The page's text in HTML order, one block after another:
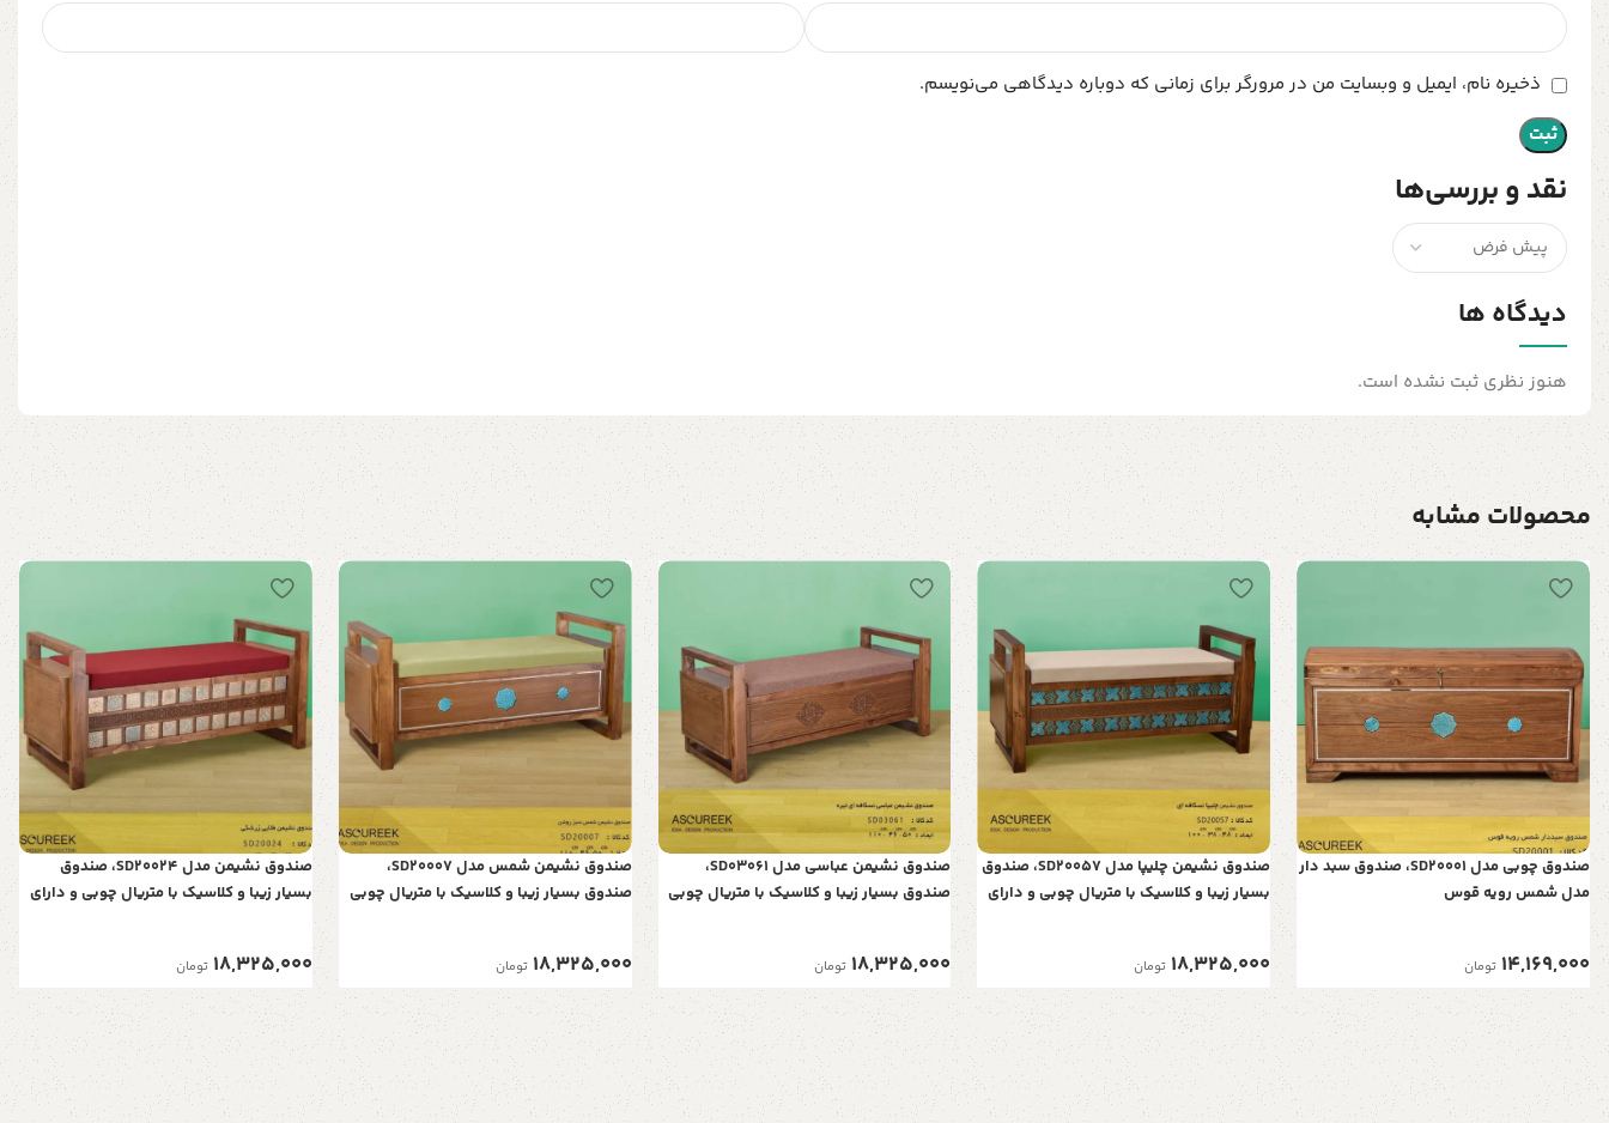
نقد و بررسی‌ها
دیدگاه ها
هنوز نظری ثبت نشده است.
ذخیره نام، ایمیل و وبسایت من در مرورگر برای زمانی که دوباره دیدگاهی می‌نویسم.
محصولات مشابه
صندوق چوبی مدل SD20001، صندوق سبد دار
مدل شمس رویه قوس
14,169,000 تومان
صندوق نشیمن چلیپا مدل SD20057، صندوق
بسیار زیبا و کلاسیک با متریال چوبی و دارای
18,325,000 تومان
صندوق نشیمن عباسی مدل SD03061،
صندوق بسیار زیبا و کلاسیک با متریال چوبی
18,325,000 تومان
صندوق نشیمن شمس مدل SD20007،
صندوق بسیار زیبا و کلاسیک با متریال چوبی
18,325,000 تومان
صندوق نشیمن مدل SD20024، صندوق
بسیار زیبا و کلاسیک با متریال چوبی و دارای
18,325,000 تومان